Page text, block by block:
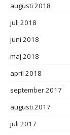
augusti 2018
juli 2018
juni 2018
maj 2018
april 2018
september 2017
augusti 2017
juli 2017